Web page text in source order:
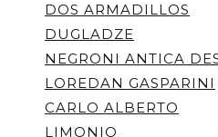
DOS ARMADILLOS
DUGLADZE
NEGRONI ANTICA
LOREDAN GASPARINI
CARLO ALBERTO
LIMONIO